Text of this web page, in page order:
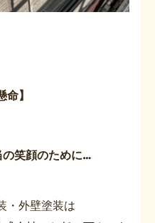
命】
笑顔のために…
・外壁塗装は